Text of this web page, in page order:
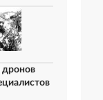
дронов